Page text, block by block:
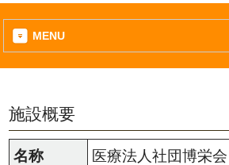
MENU
施設概要
名称
医療法人社団博栄会